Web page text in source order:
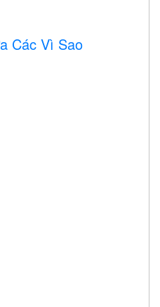
Các Vì Sao